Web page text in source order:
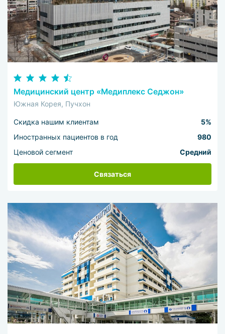
Медицинский центр «Медиплекс Седжон»
Южная Корея, Пучхон
Скидка нашим клиентам
5%
Иностранных пациентов в год
980
Ценовой сегмент
Средний
Связаться